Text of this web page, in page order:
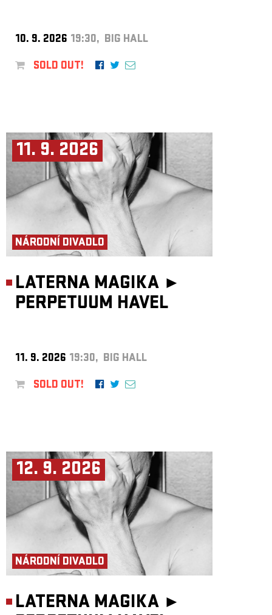
10. 9. 2026 19:30, BIG HALL
SOLD OUT!
11. 9. 2026
NÁRODNÍ DIVADLO
LATERNA MAGIKA ►
PERPETUUM HAVEL
11. 9. 2026 19:30, BIG HALL
SOLD OUT!
12. 9. 2026
NÁRODNÍ DIVADLO
LATERNA MAGIKA ►